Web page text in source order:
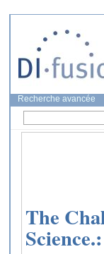
Recherche avancée
The